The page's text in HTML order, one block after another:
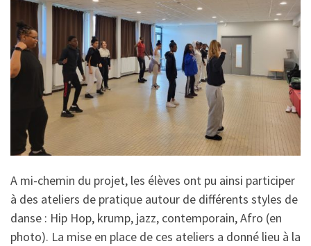
A mi-chemin du projet, les élèves ont pu ainsi participer
à des ateliers de pratique autour de différents styles de
danse : Hip Hop, krump, jazz, contemporain, Afro (en
photo). La mise en place de ces ateliers a donné lieu à la